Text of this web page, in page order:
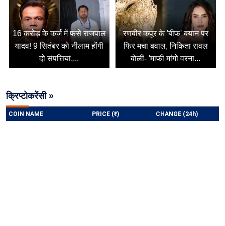
16 करोड़ के कर्ज में फंसे राजपाल
यादव! 9 सितंबर को नीलाम होंगी
दो संपत्तियां,...
रणबीर कपूर के 'बीफ' बयान पर
फिर मचा बवाल, निकिता रावल
बोलीं- 'माफी मांगो वरना...
क्रिप्टोकरेंसी »